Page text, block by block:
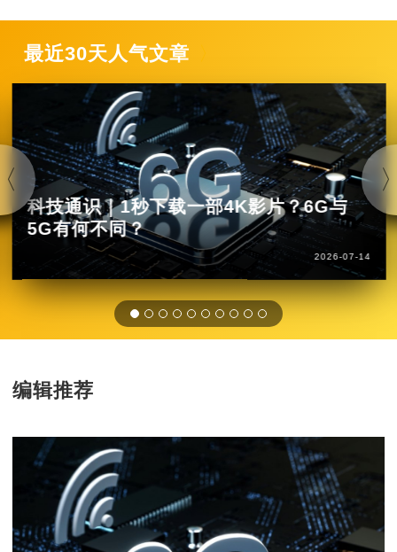
最近30天人气文章
科技通识｜1秒下载一部4K影片？6G与
5G有何不同？
2026-07-14
编辑推荐